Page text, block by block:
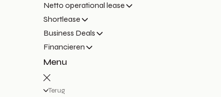
Netto operational lease
Shortlease
Business Deals
Financieren
Menu
Terug